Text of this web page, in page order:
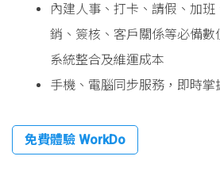
內建人事、打卡、請假、加
銷、簽核、客戶關係等必備
系統整合及維運成本
手機、電腦同步服務，即時掌
免費體驗 WorkDo